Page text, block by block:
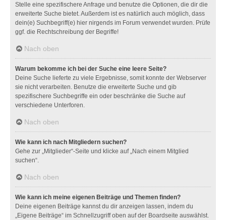
Stelle eine spezifischere Anfrage und benutze die Optionen, die dir die
erweiterte Suche bietet. Außerdem ist es natürlich auch möglich, dass
dein(e) Suchbegriff(e) hier nirgends im Forum verwendet wurden. Prüfe
ggf. die Rechtschreibung der Begriffe!
Nach oben
Warum bekomme ich bei der Suche eine leere Seite?
Deine Suche lieferte zu viele Ergebnisse, somit konnte der Webserver
sie nicht verarbeiten. Benutze die erweiterte Suche und gib
spezifischere Suchbegriffe ein oder beschränke die Suche auf
verschiedene Unterforen.
Nach oben
Wie kann ich nach Mitgliedern suchen?
Gehe zur „Mitglieder“-Seite und klicke auf „Nach einem Mitglied
suchen“.
Nach oben
Wie kann ich meine eigenen Beiträge und Themen finden?
Deine eigenen Beiträge kannst du dir anzeigen lassen, indem du
„Eigene Beiträge“ im Schnellzugriff oben auf der Boardseite auswählst.